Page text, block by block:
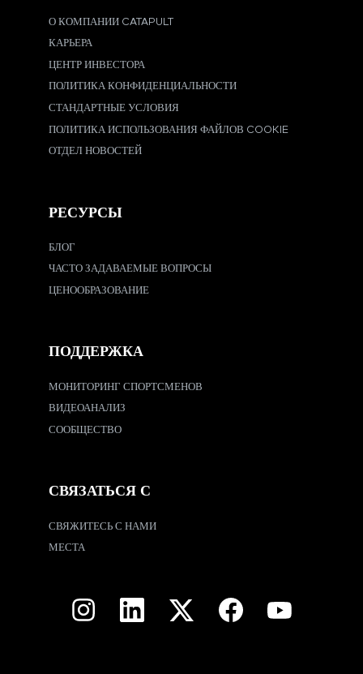
О КОМПАНИИ CATAPULT
КАРЬЕРА
ЦЕНТР ИНВЕСТОРА
ПОЛИТИКА КОНФИДЕНЦИАЛЬНОСТИ
СТАНДАРТНЫЕ УСЛОВИЯ
ПОЛИТИКА ИСПОЛЬЗОВАНИЯ ФАЙЛОВ COOKIE
ОТДЕЛ НОВОСТЕЙ
РЕСУРСЫ
БЛОГ
ЧАСТО ЗАДАВАЕМЫЕ ВОПРОСЫ
ЦЕНООБРАЗОВАНИЕ
ПОДДЕРЖКА
МОНИТОРИНГ СПОРТСМЕНОВ
ВИДЕОАНАЛИЗ
СООБЩЕСТВО
СВЯЗАТЬСЯ С
СВЯЖИТЕСЬ С НАМИ
МЕСТА